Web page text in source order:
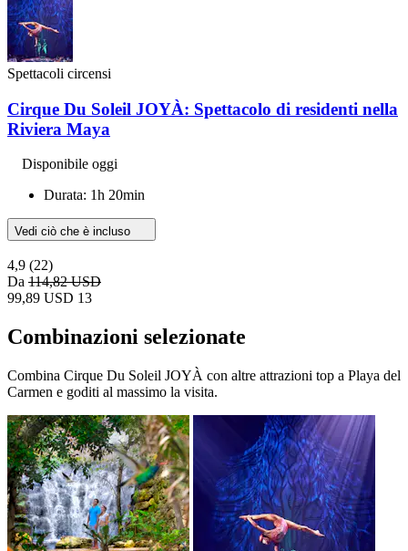
Spettacoli circensi
Cirque Du Soleil JOYÀ: Spettacolo di residenti nella
Riviera Maya
Disponibile oggi
Durata: 1h 20min
Vedi ciò che è incluso
4,9 (22)
Da 114,82 USD
99,89 USD 13
Combinazioni selezionate
Combina Cirque Du Soleil JOYÀ con altre attrazioni top a Playa del
Carmen e goditi al massimo la visita.